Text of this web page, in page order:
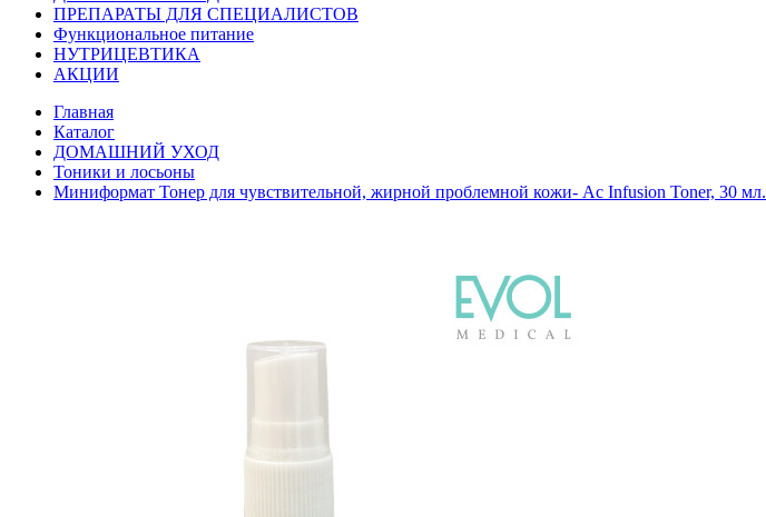
ПРЕПАРАТЫ ДЛЯ СПЕЦИАЛИСТОВ
Функциональное питание
НУТРИЦЕВТИКА
АКЦИИ
Главная
Каталог
ДОМАШНИЙ УХОД
Тоники и лосьоны
Миниформат Тонер для чувствительной, жирной проблемной кожи- Ac Infusion Toner, 30 мл.